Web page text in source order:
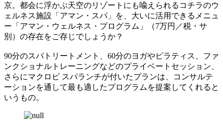
京。都会に浮かぶ天空のリゾートにも喩えられるコチラのウ
ェルネス施設「アマン・スパ」を、大いに活用できるメニュ
ー「アマン・ウェルネス・プログラム」（7万円／税・サ
別）の存在をご存じでしょうか？
90分のスパトリートメント、60分のヨガやピラティス、ファ
ンクショナルトレーニングなどのプライベートセッション、
さらにマクロビ スパランチが付いたプランは、コンサルテ
ーションを通して最も適したプログラムを提案してくれると
いうもの。